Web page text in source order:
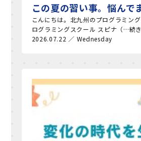
この夏の習い事。悩ん
こんにちは。北九州のプログラミン
ログラミングスクール スピナ（…続き
2026.07.22 ／ Wednesday